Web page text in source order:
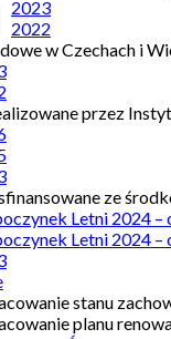
2023
2022
w Czechach i
przez
ze
Letni 2024 –
Letni 2024 –
stanu
planu